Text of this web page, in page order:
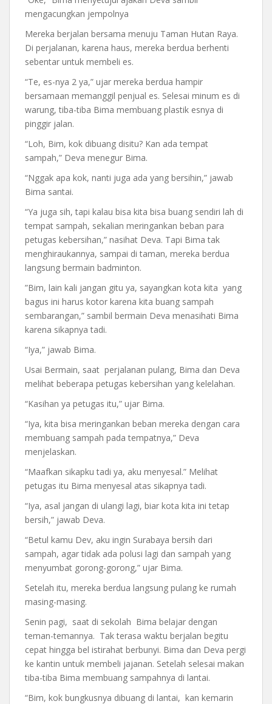
mengacungkan jempolnya
Mereka berjalan bersama menuju Taman Hutan Raya.
Di perjalanan, karena haus, mereka berdua berhenti
sebentar untuk membeli es.
“Te, es-nya 2 ya,” ujar mereka berdua hampir
bersamaan memanggil penjual es. Selesai minum es di
warung, tiba-tiba Bima membuang plastik esnya di
pinggir jalan.
“Loh, Bim, kok dibuang disitu? Kan ada tempat
sampah,” Deva menegur Bima.
“Nggak apa kok, nanti juga ada yang bersihin,” jawab
Bima santai.
“Ya juga sih, tapi kalau bisa kita bisa buang sendiri lah di
tempat sampah, sekalian meringankan beban para
petugas kebersihan,” nasihat Deva. Tapi Bima tak
menghiraukannya, sampai di taman, mereka berdua
langsung bermain badminton.
”Bim, lain kali jangan gitu ya, sayangkan kota kita yang
bagus ini harus kotor karena kita buang sampah
sembarangan,” sambil bermain Deva menasihati Bima
karena sikapnya tadi.
“Iya,” jawab Bima.
Usai Bermain, saat perjalanan pulang, Bima dan Deva
melihat beberapa petugas kebersihan yang kelelahan.
“Kasihan ya petugas itu,” ujar Bima.
“Iya, kita bisa meringankan beban mereka dengan cara
membuang sampah pada tempatnya,” Deva
menjelaskan.
“Maafkan sikapku tadi ya, aku menyesal.” Melihat
petugas itu Bima menyesal atas sikapnya tadi.
“Iya, asal jangan di ulangi lagi, biar kota kita ini tetap
bersih,” jawab Deva.
“Betul kamu Dev, aku ingin Surabaya bersih dari
sampah, agar tidak ada polusi lagi dan sampah yang
menyumbat gorong-gorong,” ujar Bima.
Setelah itu, mereka berdua langsung pulang ke rumah
masing-masing.
Senin pagi, saat di sekolah Bima belajar dengan
teman-temannya. Tak terasa waktu berjalan begitu
cepat hingga bel istirahat berbunyi. Bima dan Deva pergi
ke kantin untuk membeli jajanan. Setelah selesai makan
tiba-tiba Bima membuang sampahnya di lantai.
“Bim, kok bungkusnya dibuang di lantai, kan kemarin